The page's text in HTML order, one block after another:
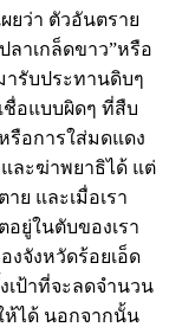
ยว่า ตัวอันตราย
าเกล็ดขาว”หรือ
ารับประทานดิบๆ
อแบบผิดๆ ที่สืบ
รือการใส่มดแดง
ละฆ่าพยาธิได้ แต่
ย และเมื่อเรา
อยู่ในตับของเรา
งจังหวัดร้อยเอ็ด
เป้าที่จะลดจำนวน
ห้ได้ นอกจากนั้น